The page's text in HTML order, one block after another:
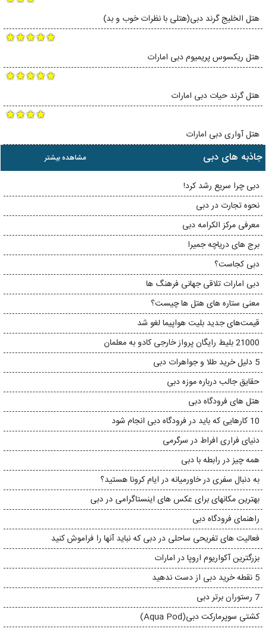
هتل الخلیج گرند دبی(هتلی با نظرات خوب و بد)
هتل ریکسوس پریمیوم دبی امارات
هتل گرند حیات دبی امارات
هتل آواری دبی امارات
مشاهده بیشتر جاذبه های دبی
دبی چرا سریع رشد کرد!
نحوه تجارت در دبی
معرفی مرکز الکرامه دبی
برج های دریاچه جمیرا
دبی کجاست؟
دبی امارات تلاقی جهانی فرهنگ ها
معنی ستاره های هتل ها چیست؟
قیمت‌های جدید بلیت هواپیما لغو شد
21000 بلیط رایگان پرواز خارجی کادو به معلمان
5 دلیل خرید طلا و جواهرات دبی
حقایق جالب درباره موزه دبی
هتل های فرودگاه دبی
10 کارهایی که باید در فرودگاه دبی انجام شود
دنیای فراری افراط در سرگرمی
همه چیز در رابطه با دبی
به دنبال سفری در خاورمیانه در ایام کرونا هستید؟
بهترین مکانهای برای عکس های اینستاگرامی در دبی
راهنمای فرودگاه دبی
فعالیت های تفریحی ساحلی در دبی که نباید آنها را فراموش کنید
بزرگترین آکواریوم اروپا در امارات
5 نقطه خرید دبی از دست ندهید
7 رستوران برتر دبی
کشتی سوپرمارکت دبی(Aqua Pod)